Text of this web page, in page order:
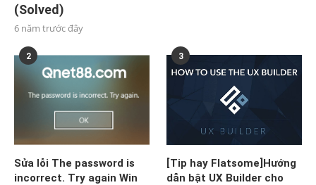
(Solved)
6 năm trước đây
2
Sửa lỗi The password is
incorrect. Try again Win
3
[Tip hay Flatsome]Hướng
dẫn bật UX Builder cho